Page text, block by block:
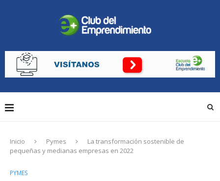
Inicio Pymes
La transformación sostenible de
pequeñas y medianas empresas en 2022
PYMES